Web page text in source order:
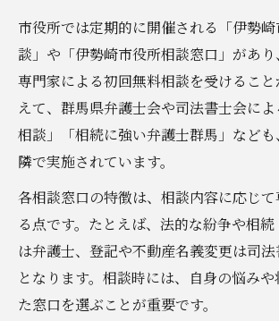
市役所では定期的に開催される「伊勢
談」や「伊勢崎市役所相談窓口」があ
専門家による初回無料相談を受けるこ
えて、群馬県弁護士会や司法書士会に
相談」「相続に強い弁護士群馬」など
隣で実施されています。
各相談窓口の特徴は、相談内容に応じ
る点です。たとえば、法的な紛争や相
は弁護士、登記や不動産名義変更は司
となります。相談時には、自身の悩み
た窓口を選ぶことが重要です。